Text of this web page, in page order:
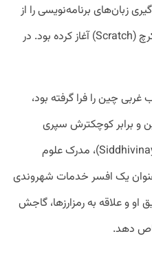
زبان‌های برنامه‌‌نویسی را از
طریق یک برنامه آموزش به نام اسکرچ (Scratch) آغاز کرده بود. در
گذشته که کووید-۱۹ جنوب غربی چین را فرا گرفته بود،
و برابر کوچکترش سپری
می‌کرد. پدر او، سیدهیوینایاک (Siddhivinayak)، مدرک علوم
عنوان یک افسر خدمات شهروندی
و علاقه به رمزارز‌ها، گاجش
دهد.